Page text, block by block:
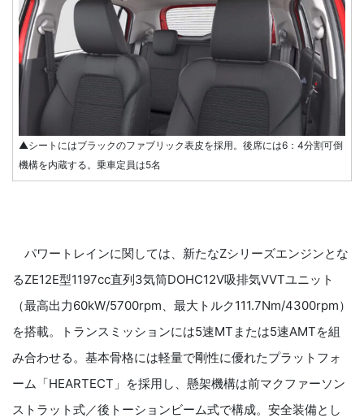
▲シートにはブラックのファブリック表皮を採用。後席には6：4分割可倒
機構を内蔵する。乗車定員は5名
パワートレインに関しては、新たなZシリーズエンジンとな
るZE12E型1197cc直列3気筒DOHC12V吸排気VVTユニット
（最高出力60kW/5700rpm、最大トルク111.7Nm/4300rpm）
を搭載。トランスミッションには5速MTまたは5速AMTを組
み合わせる。基本骨格には軽量で剛性に優れたプラットフォ
ーム「HEARTECT」を採用し、懸架機構は前マクファーソン
ストラット式／後トーションビーム式で構成。安全装備とし